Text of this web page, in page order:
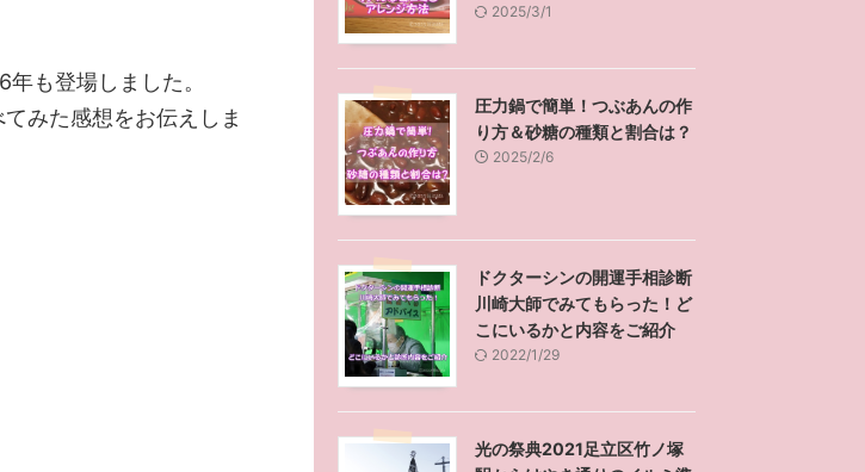
も登場しました。
みた感想をお伝えしま
2025/3/1
圧力鍋で簡単！つぶあんの作
り方＆砂糖の種類と割合は？
2025/2/6
ドクターシンの開運手相診断
川崎大師でみてもらった！ど
こにいるかと内容をご紹介
2022/1/29
光の祭典2021足立区竹ノ塚